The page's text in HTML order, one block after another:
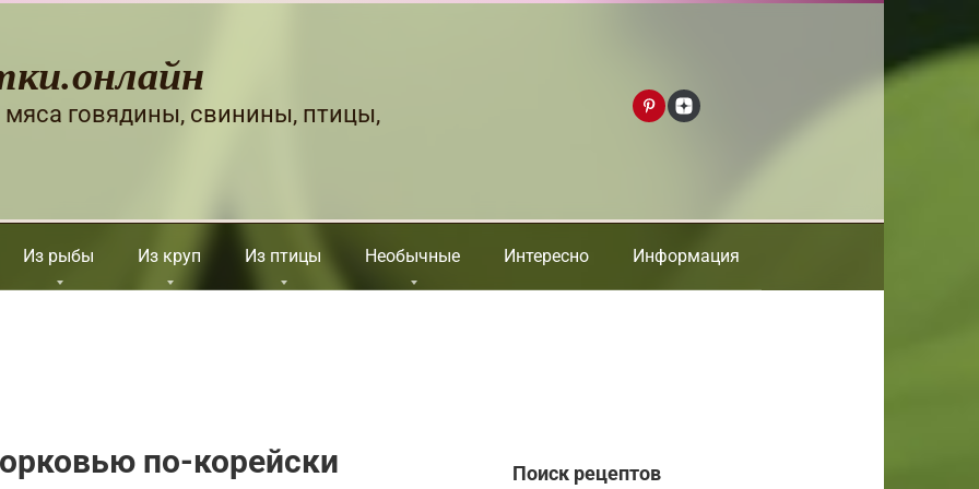
мяса говядины, свинины, птицы,
Из рыбы Из круп Из птицы Необычные Интересно Информация
по-корейски Поиск рецептов